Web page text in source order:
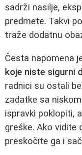
sadrži nasilje,
predmete. Takvi
traže dodatnu
Česta napomena
koje niste sigurni
radnici su ostali
zadatke sa
ispravki poklopiti,
greške. Ako vidite
preskočite ga i